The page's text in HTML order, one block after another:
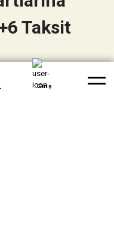
70 Whatsapp Yardım
Giriş
Taksit